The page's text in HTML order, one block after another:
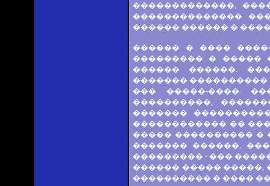
�������������,
��������������
������ ������ �
������ � ����
��������� � �����
������ ������.
������� ����������
��� �����-����.
����������,
�������
������������ ��
����� ���������� �
������� ������,
��������� - ���
������ ����� �����,
���������� � ����